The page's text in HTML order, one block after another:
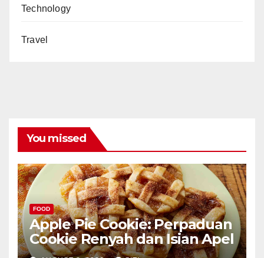
Technology
Travel
You missed
FOOD
Apple Pie Cookie: Perpaduan
Cookie Renyah dan Isian Apel